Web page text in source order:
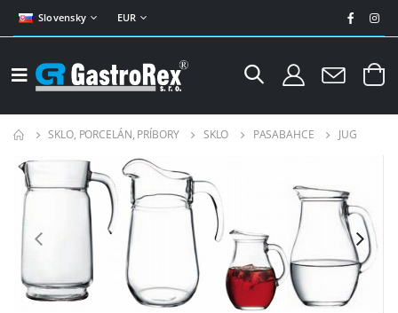
Slovensky EUR
SKLO, PORCELÁN, PRÍBORY SKLO PASABAHCE JUG